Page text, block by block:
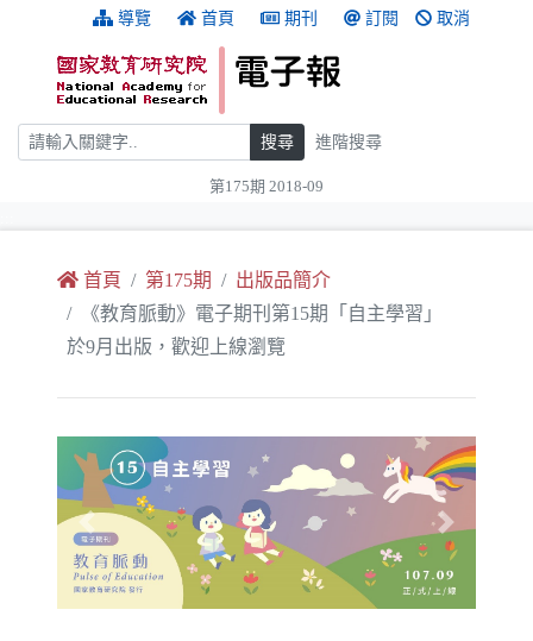
跳到主要內容 導覽 首頁 期刊 訂閱 取消
搜尋 搜尋 進階搜尋
第175期 2018-09
首頁 第175期
出版品簡介
《教育脈動》電子期刊第15期「自主學習」
於9月出版，歡迎上線瀏覽
Previous Next